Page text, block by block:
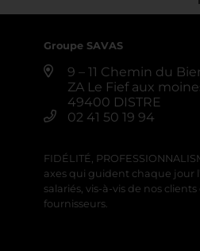
Groupe SAVAS
9 – 11 Chemin du
ZA Le Fief aux
49400 DISTRE
02 41 50 19 94
FIDÉLITÉ,
axes qui guident chaque jour
salariés, vis-à-vis de nos
fournisseurs.